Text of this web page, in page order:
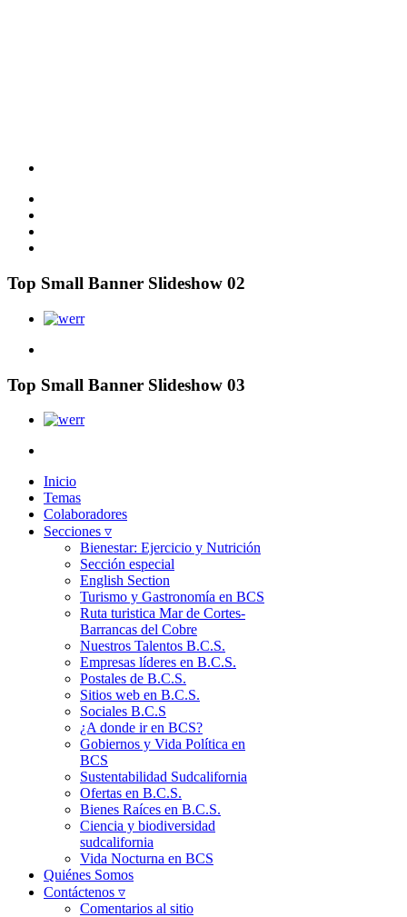
Top Small Banner Slideshow 02
Top Small Banner Slideshow 03
Inicio
Temas
Colaboradores
Secciones ▿
Bienestar: Ejercicio y Nutrición
Sección especial
English Section
Turismo y Gastronomía en BCS
Ruta turistica Mar de Cortes-
Barrancas del Cobre
Nuestros Talentos B.C.S.
Empresas líderes en B.C.S.
Postales de B.C.S.
Sitios web en B.C.S.
Sociales B.C.S
¿A donde ir en BCS?
Gobiernos y Vida Política en
BCS
Sustentabilidad Sudcalifornia
Ofertas en B.C.S.
Bienes Raíces en B.C.S.
Ciencia y biodiversidad
sudcalifornia
Vida Nocturna en BCS
Quiénes Somos
Contáctenos ▿
Comentarios al sitio